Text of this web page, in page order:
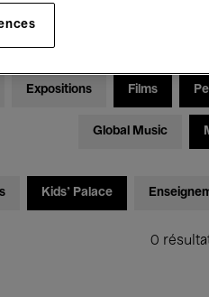
Expositions Films
Global Music
Kids’ Palace
0